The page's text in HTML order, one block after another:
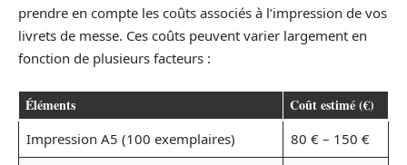
prendre en compte les coûts associés à l’impression de vos
livrets de messe. Ces coûts peuvent varier largement en
fonction de plusieurs facteurs :
Éléments Coût estimé (€)
Impression A5 (100 exemplaires) 80 € – 150 €